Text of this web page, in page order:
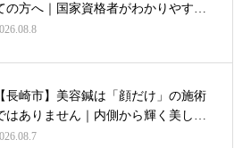
の方へ｜国家資格者がわかりやす…
【長崎市】美容鍼は「顔だけ」の施術
はありません｜内側から輝く美し…